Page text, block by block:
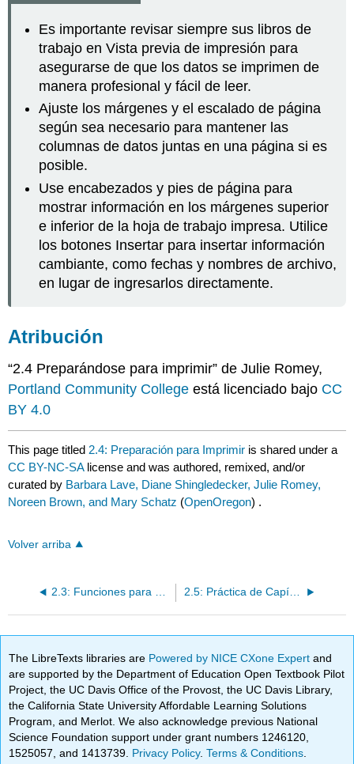
Es importante revisar siempre sus libros de
trabajo en Vista previa de impresión para
asegurarse de que los datos se imprimen de
manera profesional y fácil de leer.
Ajuste los márgenes y el escalado de página
según sea necesario para mantener las
columnas de datos juntas en una página si es
posible.
Use encabezados y pies de página para
mostrar información en los márgenes superior
e inferior de la hoja de trabajo impresa. Utilice
los botones Insertar para insertar información
cambiante, como fechas y nombres de archivo,
en lugar de ingresarlos directamente.
Atribución
“2.4 Preparándose para imprimir” de Julie Romey,
Portland Community College está licenciado bajo CC
BY 4.0
This page titled 2.4: Preparación para Imprimir is shared under a
CC BY-NC-SA license and was authored, remixed, and/or
curated by Barbara Lave, Diane Shingledecker, Julie Romey,
Noreen Brown, and Mary Schatz (OpenOregon) .
Volver arriba
2.3: Funciones para Finanzas Personales 2.5: Práctica de Capítulo
The LibreTexts libraries are Powered by NICE CXone Expertand
are supported by the Department of Education Open Textbook Pilot
Project, the UC Davis Office of the Provost, the UC Davis Library,
the California State University Affordable Learning Solutions
Program, and Merlot. We also acknowledge previous National
Science Foundation support under grant numbers 1246120,
1525057, and 1413739. Privacy Policy.Terms & Conditions